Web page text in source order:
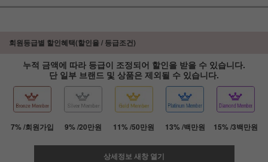
회원등급별 할인혜택(할인율 / 등급조건)
누적 금액에 따라 등급이 조정되어 할인을 받을 수 있습니다.
단 일부 브랜드 및 상품은 제외될 수 있습니다.
7% /회원가입 9% /20만원 11% /50만원 13% /백만원 15% /3백만원
상세정보 새창 열기